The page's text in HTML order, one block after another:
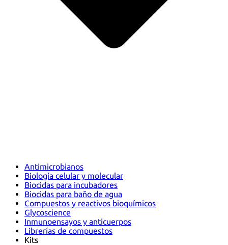
Antimicrobianos
Biología celular y molecular
Biocidas para incubadores
Biocidas para baño de agua
Compuestos y reactivos bioquímicos
Glycoscience
Inmunoensayos y anticuerpos
Librerías de compuestos
Kits